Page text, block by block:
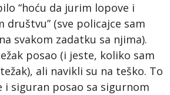
“hoću da jurim lopove i
društvu” (sve policajce sam
svakom zadatku sa njima).
posao (i jeste, koliko sam
ali navikli su na teško. To
i siguran posao sa sigurnom